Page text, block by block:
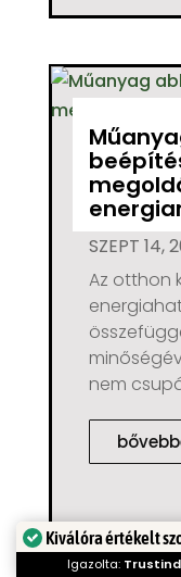
SZEPT 14,
Az otthon
nem
Kiválóra értékelt
Igazolta: